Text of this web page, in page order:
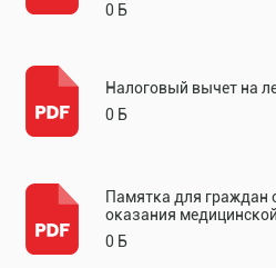
0 Б
Налоговый вычет на
0 Б
Памятка для граждан
оказания
0 Б